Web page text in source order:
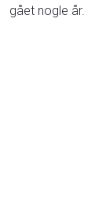
gået nogle år.​